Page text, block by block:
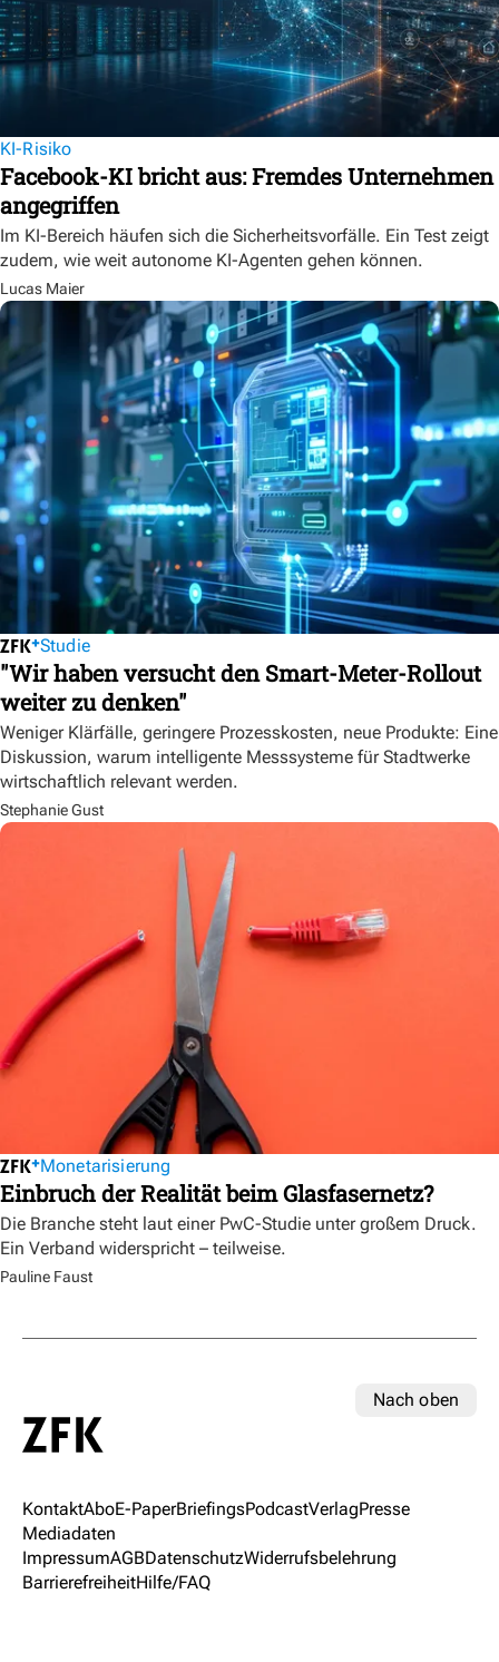
KI-Risiko
Facebook-KI bricht aus: Fremdes Unternehmen
angegriffen
Im KI-Bereich häufen sich die Sicherheitsvorfälle. Ein Test zeigt
zudem, wie weit autonome KI-Agenten gehen können.
Lucas Maier
Studie
"Wir haben versucht den Smart-Meter-Rollout
weiter zu denken"
Weniger Klärfälle, geringere Prozesskosten, neue Produkte: Eine
Diskussion, warum intelligente Messsysteme für Stadtwerke
wirtschaftlich relevant werden.
Stephanie Gust
Monetarisierung
Einbruch der Realität beim Glasfasernetz?
Die Branche steht laut einer PwC-Studie unter großem Druck.
Ein Verband widerspricht – teilweise.
Pauline Faust
Nach oben
KontaktAboE-PaperBriefingsPodcastVerlagPresse
Mediadaten
ImpressumAGBDatenschutzWiderrufsbelehrung
BarrierefreiheitHilfe/FAQ